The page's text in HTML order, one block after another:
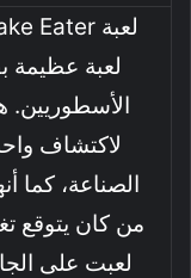
لعبة عظيمة
الأسطوريين.
لاكتشاف
الصناعة، كما
من كان يتوقع
لعبت على